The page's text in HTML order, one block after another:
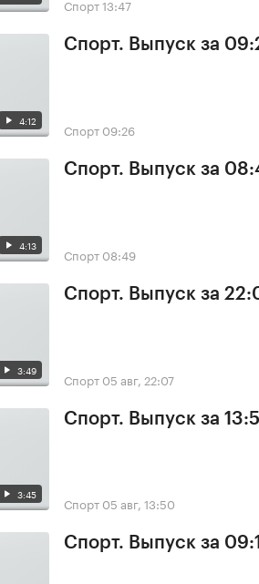
Спорт13:47
4:12
Спорт. Выпуск за
Спорт 09:26
4:13
Спорт. Выпуск за
Спорт 08:49
3:49
Спорт. Выпуск за
Спорт 05 авг, 22:07
3:45
Спорт. Выпуск за
Спорт 05 авг, 13:50
Спорт. Выпуск за